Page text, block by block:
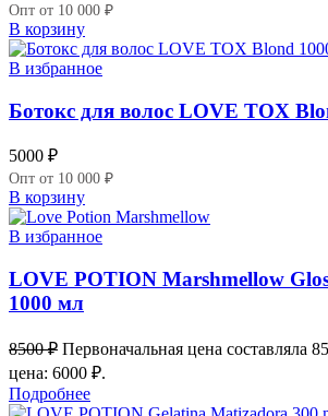
Опт от 10 000 ₽
В корзину
В избранное
Ботокс для волос LOVE TOX
5000 ₽
Опт от 10 000 ₽
В корзину
В избранное
LOVE POTION Marshmellow
1000 мл
8500₽ Первоначальная цена составляла
цена: 6000 ₽.
Подробнее